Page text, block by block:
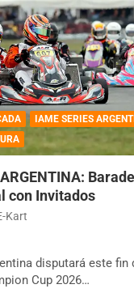
IAME SERIES
con Invitados
Kart
disputará este fin
Cup 2026…